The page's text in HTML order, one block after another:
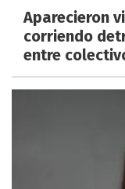
Aparecieron
corriendo
entre